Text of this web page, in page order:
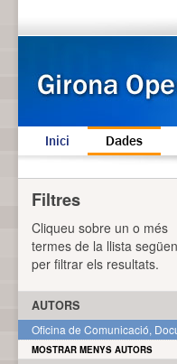
Inici Dades
Filtres
Cliqueu sobre un o més
termes de la llista
per filtrar els resultats.
AUTORS
Oficina de Comunicació,
MOSTRAR MENYS AUTORS